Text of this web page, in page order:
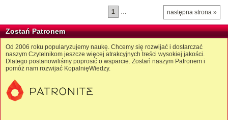
następna strona »
1 …
Zostań Patronem
Od 2006 roku popularyzujemy naukę. Chcemy się rozwijać i dostarczać
naszym Czytelnikom jeszcze więcej atrakcyjnych treści wysokiej jakości.
Dlatego postanowiliśmy poprosić o wsparcie. Zostań naszym Patronem i
pomóż nam rozwijać KopalnięWiedzy.